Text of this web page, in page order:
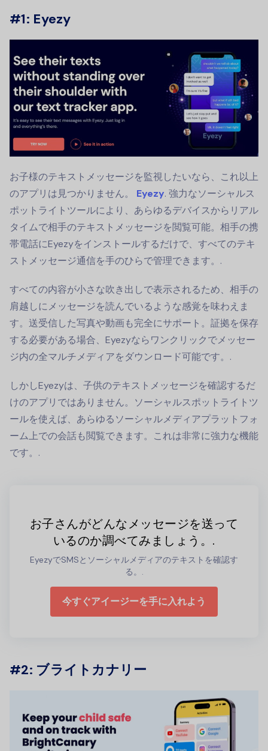
#1: Eyezy
お子様のテキストメッセージを監視したいなら、これ以上
のアプリは見つかりません。 Eyezy. 強力なソーシャルス
ポットライトツールにより、あらゆるデバイスからリアル
タイムで相手のテキストメッセージを閲覧可能。相手の携
帯電話にEyezyをインストールするだけで、すべてのテキ
ストメッセージ通信を手のひらで管理できます。.
すべての内容が小さな吹き出しで表示されるため、相手の
肩越しにメッセージを読んでいるような感覚を味わえま
す。送受信した写真や動画も完全にサポート。証拠を保存
する必要がある場合、Eyezyならワンクリックでメッセー
ジ内の全マルチメディアをダウンロード可能です。.
しかしEyezyは、子供のテキストメッセージを確認するだ
けのアプリではありません。ソーシャルスポットライトツ
ールを使えば、あらゆるソーシャルメディアプラットフォ
ーム上での会話も閲覧できます。これは非常に強力な機能
です。.
お子さんがどんなメッセージを送って
いるのか調べてみましょう。.
EyezyでSMSとソーシャルメディアのテキストを確認す
る。.
今すぐアイージーを手に入れよう
#2: ブライトカナリー